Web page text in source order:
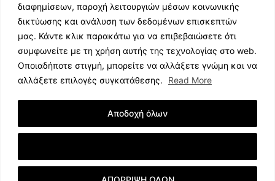
διαφημίσεων, παροχή λειτουργιών μέσων κοινωνικής
δικτύωσης και ανάλυση των δεδομένων επισκεπτών
μας. Κάντε κλικ παρακάτω για να επιβεβαιώσετε ότι
συμφωνείτε με τη χρήση αυτής της τεχνολογίας στο web.
Οποιαδήποτε στιγμή, μπορείτε να αλλάξετε γνώμη και να
αλλάξετε επιλογές συγκατάθεσης.
Read More
Αποδοχή όλων
ΕΛΛΗΝΙΚΗ ΜΟΥΣΙΚΗ
TV SHOWS
EVENTS
ΘΕΑΤΡΟ
ΔΙΑΓΩΝΙΣΜΟΙ
STOA CULTURA
ΣΥΝΕΝΤΕΥΞΕΙΣ